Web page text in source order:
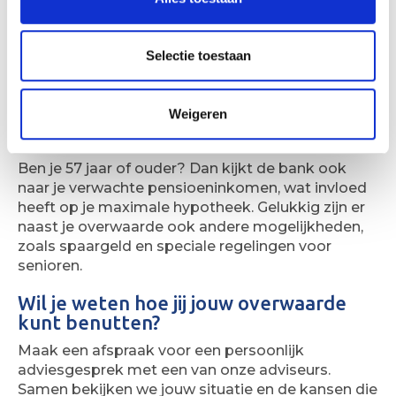
Selectie toestaan
Weigeren
af te sluiten. Maar er zijn meer mogelijkheden.
Misschien wil je je pensioen aanvullen, iets nalaten
maken of investeren in een tweede woning. Wat je
plannen ook zijn: onze adviseurs van Summa
Denk op tijd na over je opties
Ben je 57 jaar of ouder? Dan kijkt de bank ook
naar je verwachte pensioeninkomen, wat invloed
heeft op je maximale hypotheek. Gelukkig zijn er
naast je overwaarde ook andere mogelijkheden,
zoals spaargeld en speciale regelingen voor
senioren.
Wil je weten hoe jij jouw overwaarde
kunt benutten?
Maak een afspraak voor een persoonlijk
adviesgesprek met een van onze adviseurs.
Samen bekijken we jouw situatie en de kansen die